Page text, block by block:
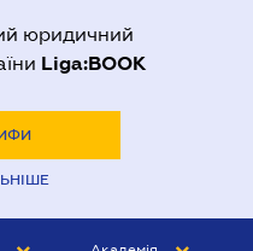
юридичний
Liga:BOOK